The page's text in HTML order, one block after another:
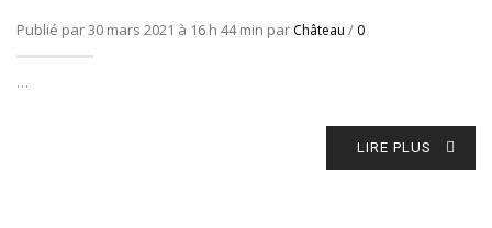
Publié par 30 mars 2021 à 16 h 44 min par Château / 0
…
LIRE PLUS